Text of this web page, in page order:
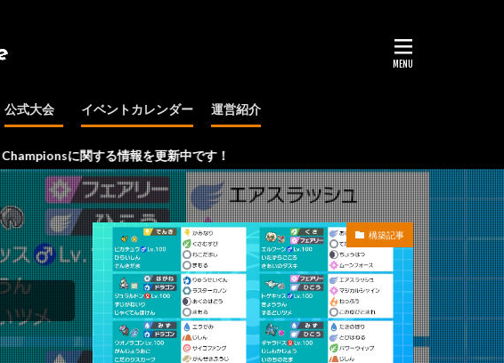
公式大会
公式大会予選
インターネット大会
イベントカレンダー 運営紹介
る情報を更新中です！
構築記事